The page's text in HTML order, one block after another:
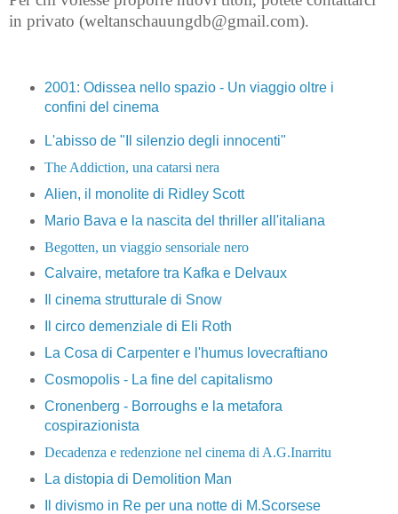
in privato (weltanschauungdb@gmail.com).
2001: Odissea nello spazio - Un viaggio oltre i
confini del cinema
L'abisso de "Il silenzio degli innocenti"
The Addiction, una catarsi nera
Alien, il monolite di Ridley Scott
Mario Bava e la nascita del thriller all'italiana
Begotten, un viaggio sensoriale nero
Calvaire, metafore tra Kafka e Delvaux
Il cinema strutturale di Snow
Il circo demenziale di Eli Roth
La Cosa di Carpenter e l'humus lovecraftiano
Cosmopolis - La fine del capitalismo
Cronenberg - Borroughs e la metafora
cospirazionista
Decadenza e redenzione nel cinema di A.G.Inarritu
La distopia di Demolition Man
Il divismo in Re per una notte di M.Scorsese